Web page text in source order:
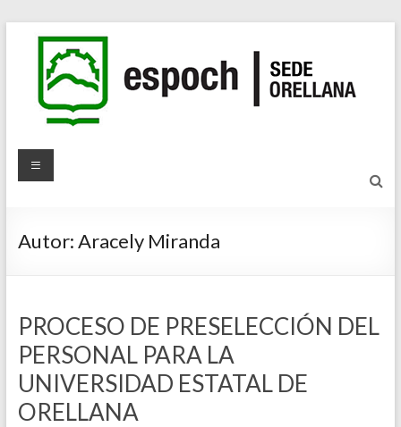
contenido
ESPOCH
Sede
Sitio
Autor:Aracely Miranda
PROCESO DE PRESELECCIÓN DEL
PERSONAL PARA LA
UNIVERSIDAD ESTATAL DE
ORELLANA